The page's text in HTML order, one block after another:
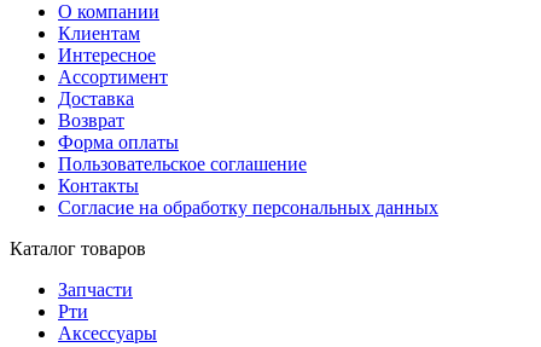
О компании
Клиентам
Интересное
Ассортимент
Доставка
Возврат
Форма оплаты
Пользовательское соглашение
Контакты
Согласие на обработку персональных данных
Каталог товаров
Запчасти
Рти
Аксессуары